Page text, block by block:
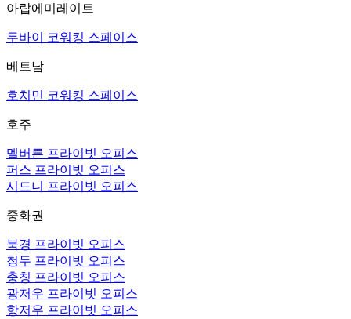
아랍에미레이트
두바이 코워킹 스페이스
베트남
호치민 코워킹 스페이스
호주
멜버른 프라이빗 오피스
퍼스 프라이빗 오피스
시드니 프라이빗 오피스
중화권
북경 프라이빗 오피스
청두 프라이빗 오피스
충칭 프라이빗 오피스
광저우 프라이빗 오피스
항저우 프라이빗 오피스